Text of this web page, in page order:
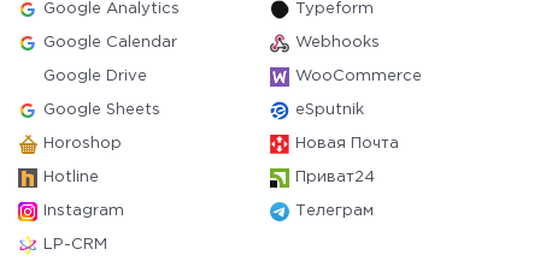
Google Analytics Typeform
Google Calendar Webhooks
Google Drive WooCommerce
Google Sheets eSputnik
Horoshop Новая Почта
Hotline Приват24
Instagram Телеграм
LP-CRM